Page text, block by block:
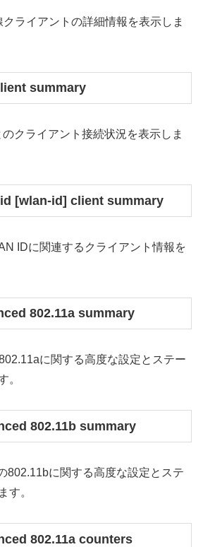
クライアントの詳細情報を表示しま
summary
クライアント接続状況を表示しま
[wlan-id] client summary
IDに関連するクライアント情報を
802.11a summary
に関する高度な設定とステー
。
802.11b summary
802.11bに関する高度な設定とステ
す。
802.11a counters